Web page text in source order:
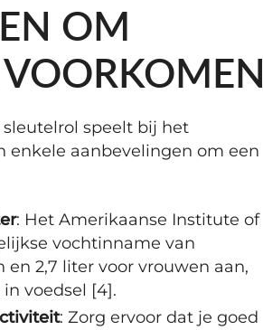
OM
speelt bij het
enkele aanbevelingen om een
: Het Amerikaanse Institute of
vochtinname van
2,7 liter voor vrouwen aan,
voedsel [4].
: Zorg ervoor dat je goed